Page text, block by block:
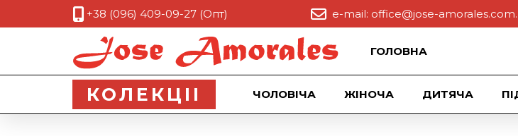
+38 (096) 409-09-27 (Опт) e-mail: office@jose-
ГОЛОВНА
КОЛЕКЦII ЧОЛОВІЧА ЖІНОЧА ДИТЯЧА